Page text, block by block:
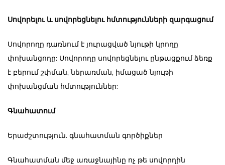
Սովորելու և սովորեցնելու հմտությունների զարգացում
Սովորողը դառնում է յուրացված նյութի կրողը
փոխանցողը: Սովորողը սովորեցնելու ընթացքում ձեռք
է բերում շփման, ներառման, իմացած նյութի
փոխանցման հմտություններ:
Գնահատում
Երաժշտություն. գնահատման գործիքներ
Գնահատման մեջ առաջնայինը ոչ թե սովորղին